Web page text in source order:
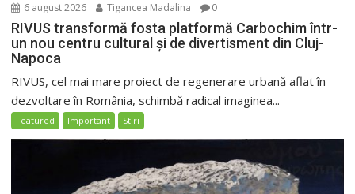
6 august 2026 Tigancea Madalina 0
RIVUS transformă fosta platformă Carbochim într-
un nou centru cultural și de divertisment din Cluj-
Napoca
RIVUS, cel mai mare proiect de regenerare urbană aflat în
dezvoltare în România, schimbă radical imaginea...
Featured Important Stiri